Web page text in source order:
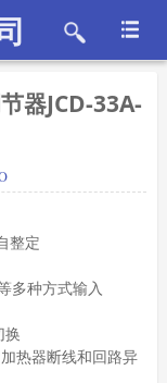
器JCD-33A-
整定
多种方式输入
换
热器断线和回路异